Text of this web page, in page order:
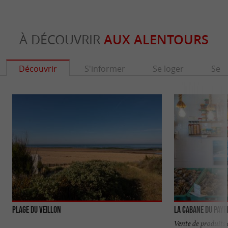
À DÉCOUVRIR AUX ALENTOURS
Découvrir S'informer Se loger Se
Plage du Veillon La Cabane du
Vente de